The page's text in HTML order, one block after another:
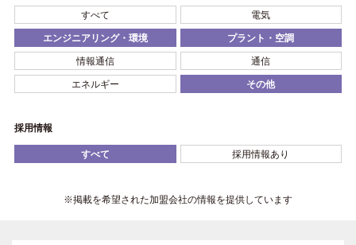
すべて 電気
エンジニアリング・環境 プラント・空調
情報通信 通信
エネルギー その他
採用情報
すべて 採用情報あり
※掲載を希望された加盟会社の情報を提供しています